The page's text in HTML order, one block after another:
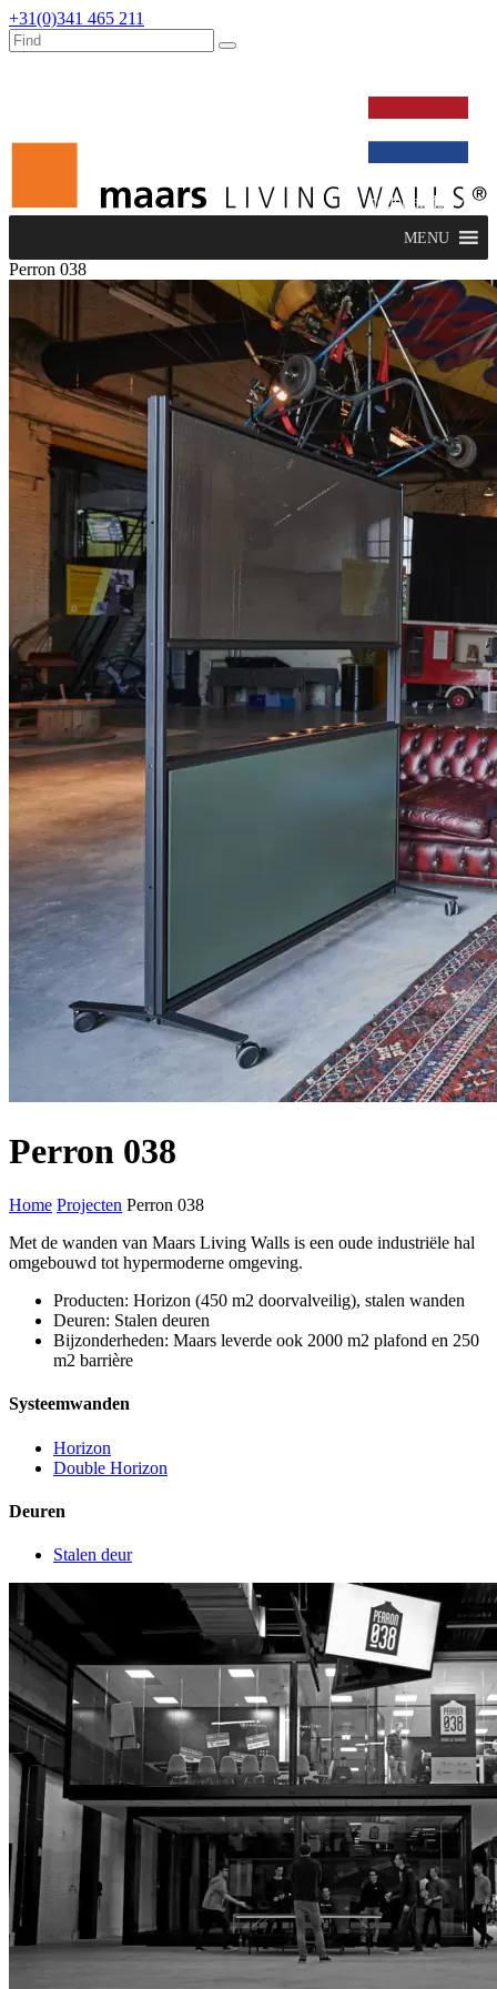
+31(0)341 465 211
nederlands
MENU
Perron 038
Perron 038
Home Projecten Perron 038
Met de wanden van Maars Living Walls is een oude industriële hal
omgebouwd tot hypermoderne omgeving.
Producten: Horizon (450 m2 doorvalveilig), stalen wanden
Deuren: Stalen deuren
Bijzonderheden: Maars leverde ook 2000 m2 plafond en 250
m2 barrière
Systeemwanden
Horizon
Double Horizon
Deuren
Stalen deur